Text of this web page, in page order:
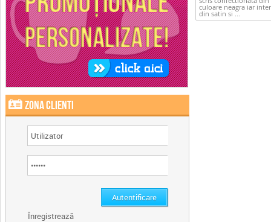
Zona clienti
Înregistrează
culoare neagra iar
din satin si ...